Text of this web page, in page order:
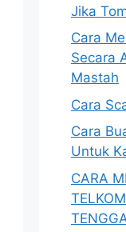
Jika
Cara
Secara
Mastah
Cara
Cara
Untuk
CARA